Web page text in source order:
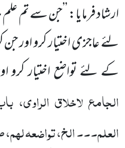
ارشاد فرمایا: ’’جن سے
لئے عاجزی اختیار کرو اور
کے لئے تواضع اختیار کرو
الجامع لاخلاق الراوی،
العلم۔۔۔ الخ، تواضعہ